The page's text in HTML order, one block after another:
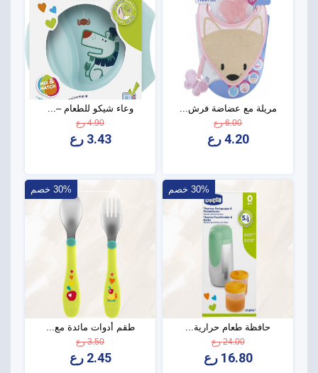
مريلة مع عضاضة فرش...
6.00 رع
4.20 رع
وعاء شيكو للطعام –...
4.90 رع
3.43 رع
30% خصم
حافظة طعام حرارية...
24.00 رع
16.80 رع
30% خصم
طقم أدوات مائدة مع...
3.50 رع
2.45 رع